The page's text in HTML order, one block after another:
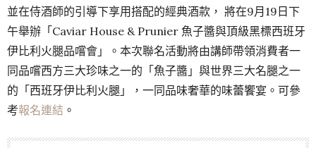
並在侍酒師的引導下享用搭配的經典酒款， 將在9月19日下
午舉辦「Caviar House & Prunier 魚子醬與頂級黑標西班牙
伊比利火腿品嚐會」。本次聯名活動將由講師帶領消費者一
同品嚐西方三大珍味之一的「魚子醬」與世界三大名腿之一
的「西班牙伊比利火腿」，一同品味奢華的味蕾饗宴。可參
考報名連結 。